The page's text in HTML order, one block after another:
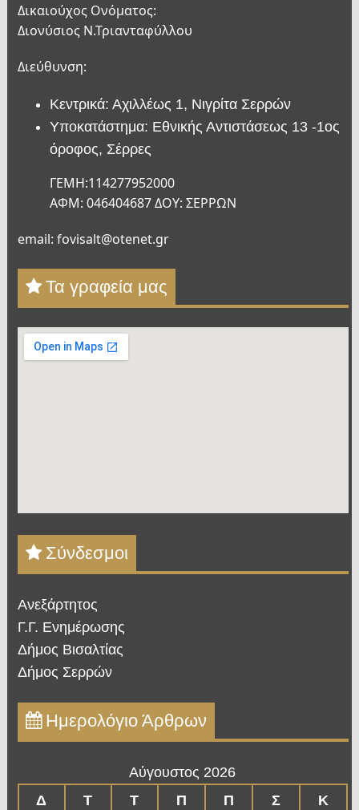
Δικαιούχος Ονόματος:
Διονύσιος Ν.Τριανταφύλλου
Διεύθυνση:
Κεντρικά: Αχιλλέως 1, Νιγρίτα Σερρών
Υποκατάστημα: Εθνικής Αντιστάσεως 13 -1ος
όροφος, Σέρρες
ΓΕΜΗ:114277952000
ΑΦΜ: 046404687 ΔΟΥ: ΣΕΡΡΩΝ
email: fovisalt@otenet.gr
Τα γραφεία μας
Σύνδεσμοι
Ανεξάρτητος
Γ.Γ. Ενημέρωσης
Δήμος Βισαλτίας
Δήμος Σερρών
Ημερολόγιο Άρθρων
Αύγουστος 2026
Δ
Τ Τ Π Π Σ
Κ